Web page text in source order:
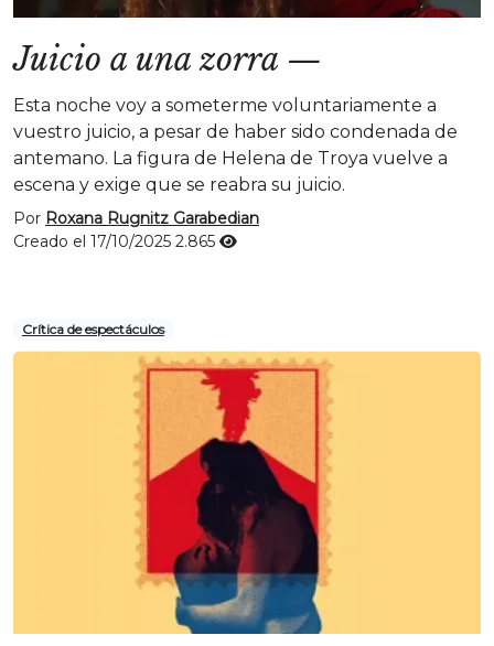
Juicio a una zorra —
Esta noche voy a someterme voluntariamente a
vuestro juicio, a pesar de haber sido condenada de
antemano. La figura de Helena de Troya vuelve a
escena y exige que se reabra su juicio.
Por Roxana Rugnitz Garabedian
Creado el 17/10/2025 2.865
Crítica de espectáculos